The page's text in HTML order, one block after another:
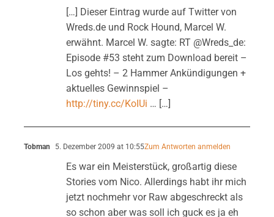
[…] Dieser Eintrag wurde auf Twitter von
Wreds.de und Rock Hound, Marcel W.
erwähnt. Marcel W. sagte: RT @Wreds_de:
Episode #53 steht zum Download bereit –
Los gehts! – 2 Hammer Ankündigungen +
aktuelles Gewinnspiel –
http://tiny.cc/KoIUi … […]
Tobman 5. Dezember 2009 at 10:55Zum Antworten anmelden
Es war ein Meisterstück, großartig diese
Stories vom Nico. Allerdings habt ihr mich
jetzt nochmehr vor Raw abgeschreckt als
so schon aber was soll ich guck es ja eh